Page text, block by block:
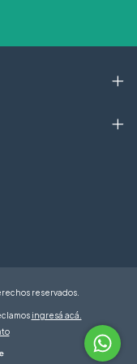
reservados.
ingresá acá.